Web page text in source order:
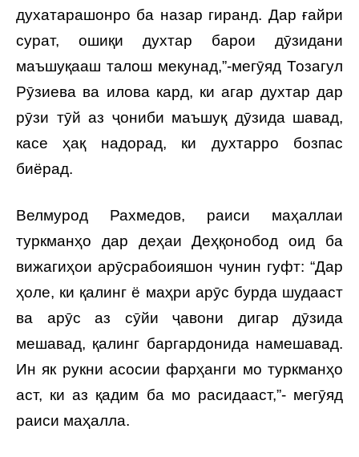
духатарашонро ба назар гиранд. Дар ғайри
сурат, ошиқи духтар барои дӯзидани
маъшуқааш талош мекунад,”-мегӯяд Тозагул
Рӯзиева ва илова кард, ки агар духтар дар
рӯзи тӯй аз ҷониби маъшуқ дӯзида шавад,
касе ҳақ надорад, ки духтарро бозпас
биёрад.
Велмурод Рахмедов, раиси маҳаллаи
туркманҳо дар деҳаи Деҳқонобод оид ба
вижагиҳои арӯсрабоияшон чунин гуфт: “Дар
ҳоле, ки қалинг ё маҳри арӯс бурда шудааст
ва арӯс аз сӯйи ҷавони дигар дӯзида
мешавад, қалинг баргардонида намешавад.
Ин як рукни асосии фарҳанги мо туркманҳо
аст, ки аз қадим ба мо расидааст,”- мегӯяд
раиси маҳалла.